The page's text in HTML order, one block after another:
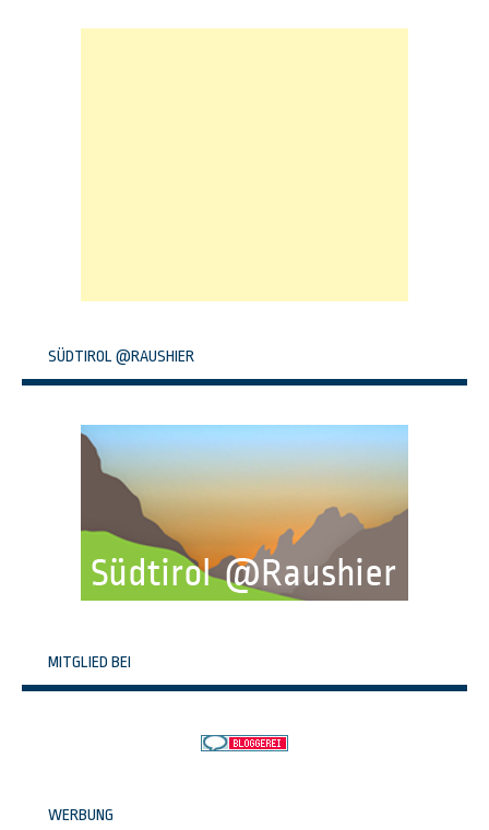
SÜDTIROL @RAUSHIER
MITGLIED BEI
WERBUNG